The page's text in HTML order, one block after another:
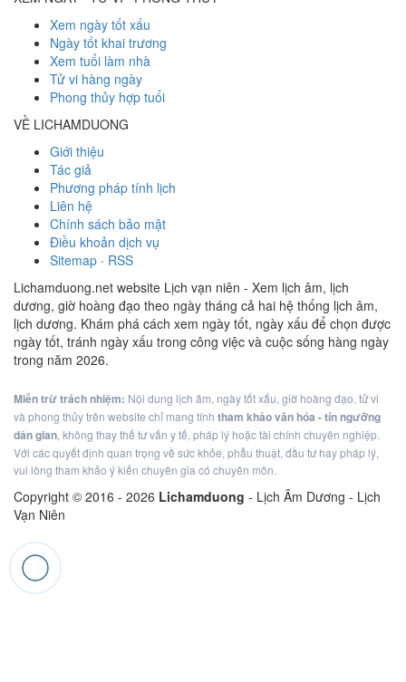
Xem ngày tốt xấu
Ngày tốt khai trương
Xem tuổi làm nhà
Tử vi hàng ngày
Phong thủy hợp tuổi
VỀ LICHAMDUONG
Giới thiệu
Tác giả
Phương pháp tính lịch
Liên hệ
Chính sách bảo mật
Điều khoản dịch vụ
Sitemap · RSS
Lichamduong.net website Lịch vạn niên - Xem lịch âm, lịch
dương, giờ hoàng đạo theo ngày tháng cả hai hệ thống lịch âm,
lịch dương. Khám phá cách xem ngày tốt, ngày xấu để chọn được
ngày tốt, tránh ngày xấu trong công việc và cuộc sống hàng ngày
trong năm 2026.
Miễn trừ trách nhiệm: Nội dung lịch âm, ngày tốt xấu, giờ hoàng đạo, tử vi
và phong thủy trên website chỉ mang tính tham khảo văn hóa - tín ngưỡng
dân gian, không thay thế tư vấn y tế, pháp lý hoặc tài chính chuyên nghiệp.
Với các quyết định quan trọng về sức khỏe, phẫu thuật, đầu tư hay pháp lý,
vui lòng tham khảo ý kiến chuyên gia có chuyên môn.
Copyright © 2016 - 2026 Lichamduong - Lịch Âm Dương - Lịch
Vạn Niên